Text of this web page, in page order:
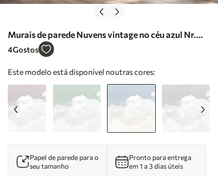
Murais de parede Nuvens vintage no céu azul Nr.
u96783v3
4Gostos
Este modelo está disponível noutras cores:
Papel de parede para o
seu tamanho
Pronto para entrega
em 1 a 3 dias úteis